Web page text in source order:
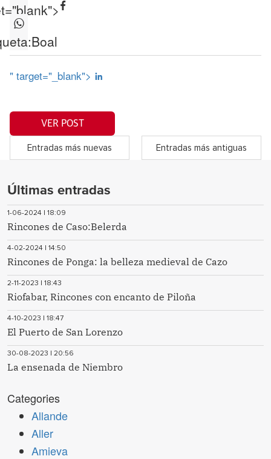
Boal
" target="_blank">
VER POST
Entradas más nuevas Entradas más antiguas
Últimas entradas
1-06-2024 | 18:09
Rincones de Caso:Belerda
4-02-2024 | 14:50
Rincones de Ponga: la belleza medieval de Cazo
2-11-2023 | 18:43
Riofabar, Rincones con encanto de Piloña
4-10-2023 | 18:47
El Puerto de San Lorenzo
30-08-2023 | 20:56
La ensenada de Niembro
Categories
Allande
Aller
Amieva